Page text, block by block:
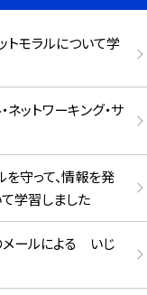
トモラルについて学
ネットワーキング・サ
を守って、情報を発
学習しました
メールによる いじ